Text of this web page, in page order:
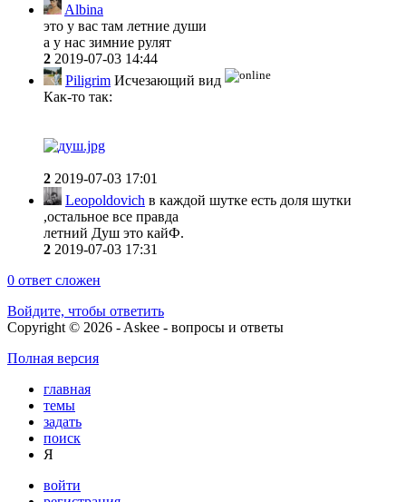
Albina
это у вас там летние души
а у нас зимние рулят
2 2019-07-03 14:44
Piligrim Исчезающий вид
Как-то так:
2 2019-07-03 17:01
Leopoldovich в каждой шутке есть доля шутки
,остальное все правда
летний Душ это кайФ.
2 2019-07-03 17:31
0 ответ сложен
Войдите, чтобы ответить
Copyright © 2026 - Askee - вопросы и ответы
Полная версия
главная
темы
задать
поиск
Я
войти